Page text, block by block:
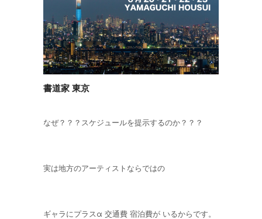
書道家 東京
なぜ？？？スケジュールを提示するのか？？？
実は地方のアーティストならではの
ギャラにプラスα 交通費 宿泊費が いるからです。